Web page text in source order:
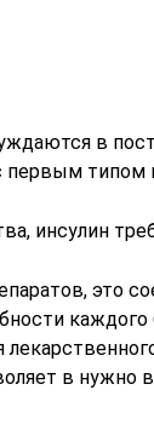
в
типом
инсулин
это
в нужно